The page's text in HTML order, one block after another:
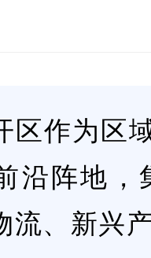
区作为区
沿阵地，
流、新兴